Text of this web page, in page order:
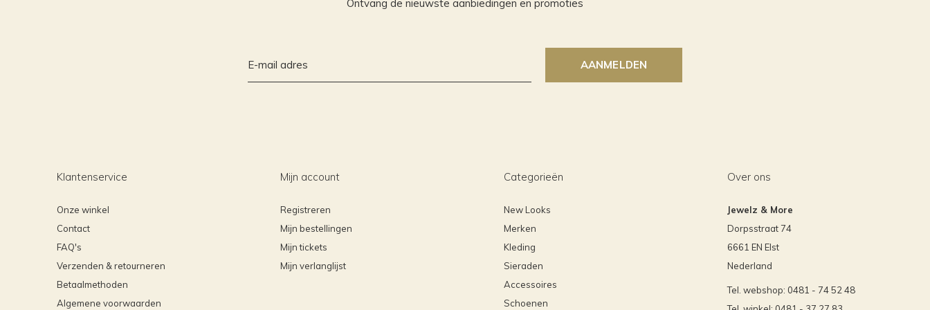
Ontvang de nieuwste aanbiedingen en promoties
AANMELDEN
Klantenservice
Onze winkel
Contact
FAQ's
Verzenden & retourneren
Betaalmethoden
Algemene voorwaarden
Mijn account
Registreren
Mijn bestellingen
Mijn tickets
Mijn verlanglijst
Categorieën
New Looks
Merken
Kleding
Sieraden
Accessoires
Schoenen
Over ons
Jewelz & More
Dorpsstraat 74
6661 EN Elst
Nederland
Tel. webshop: 0481 - 74 52 48